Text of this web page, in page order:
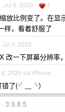
Jul 5, 2020 1
放比例变了。在显
样，看着舒服了
Jul 5, 2020
改一下屏幕分辨率
6, 2020 via iPhone
错了(╯﹏╰）
3.9.8.5